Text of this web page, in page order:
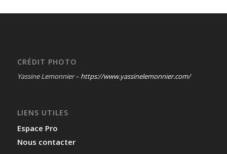
CRÉDIT PHOTO
Yassine Lemonnier – https://www.yassinelemonnier.com/
LIENS UTILES
Espace Pro
Nous contacter